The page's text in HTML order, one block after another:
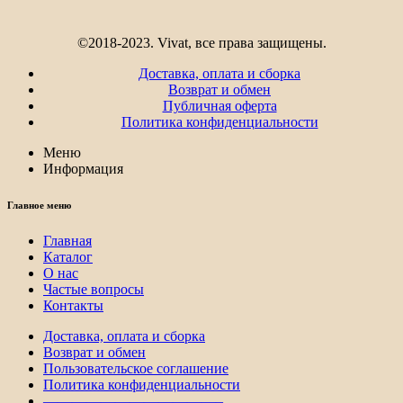
©2018-2023. Vivat, все права защищены.
Доставка, оплата и сборка
Возврат и обмен
Публичная оферта
Политика конфиденциальности
Меню
Информация
Главное меню
Главная
Каталог
О нас
Частые вопросы
Контакты
Доставка, оплата и сборка
Возврат и обмен
Пользовательское соглашение
Политика конфиденциальности